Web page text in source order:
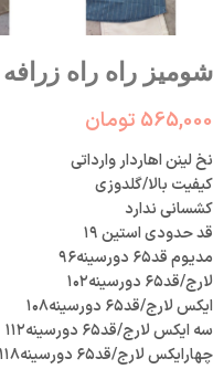
شومیز راه راه زرافه
565,000 تومان
نخ لینن اهاردار وارداتی
کیفیت بالا/گلدوزی
کشسانی ندارد
قد حدودی استین ۱۹
مدیوم قد۶۵ دورسینه۹۶
لارج/قد۶۵ دورسینه۱۰۲
ایکس لارج/قد۶۵ دورسینه۱۰۸
سه ایکس لارج/قد۶۵ دورسینه۱۱۲
چهارایکس لارج/قد۶۵ دورسینه۱۱۸